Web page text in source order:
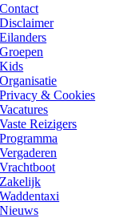
Contact
Disclaimer
Eilanders
Groepen
Kids
Organisatie
Privacy & Cookies
Vacatures
Vaste Reizigers
Programma
Vergaderen
Vrachtboot
Zakelijk
Waddentaxi
Nieuws